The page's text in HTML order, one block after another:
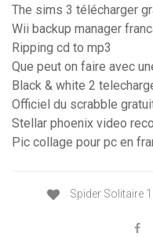
The sims 3 télécharger
Wii backup manager
Ripping cd to mp3
Que peut on faire avec
Black & white 2
Officiel du scrabble
Stellar phoenix video
Pic collage pour pc en
Spider Solitaire